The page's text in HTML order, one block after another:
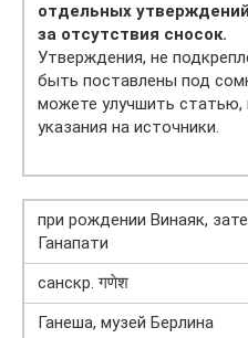
отдельных
за отсутствия сносок.
Утверждения, не
быть поставлены под
можете улучшить статью,
указания на источники.
при рождении Винаяк,
Ганапати
санскр. गणेश
Ганеша, музей Берлина